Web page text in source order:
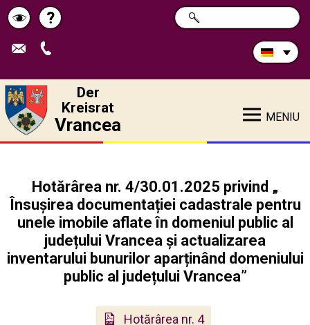
Schimbă
contrastul
Pagina
de
?
Durchsuchen
Sie
SUCHE
Der
Kreisrat
Vrancea MENIU
Hotărârea nr. 4/30.01.2025 privind „
Însușirea documentației cadastrale pentru
unele imobile aflate în domeniul public al
județului Vrancea și actualizarea
inventarului bunurilor aparținând domeniului
public al județului Vrancea”
Hotărârea nr. 4